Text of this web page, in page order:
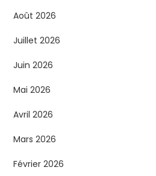
Août 2026
Juillet 2026
Juin 2026
Mai 2026
Avril 2026
Mars 2026
Février 2026